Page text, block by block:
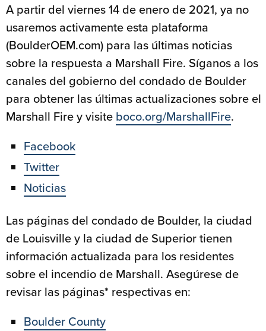
A partir del viernes 14 de enero de 2021, ya no
usaremos activamente esta plataforma
(BoulderOEM.com) para las últimas noticias
sobre la respuesta a Marshall Fire. Síganos a los
canales del gobierno del condado de Boulder
para obtener las últimas actualizaciones sobre el
Marshall Fire y visite boco.org/MarshallFire.
Facebook
Twitter
Noticias
Las páginas del condado de Boulder, la ciudad
de Louisville y la ciudad de Superior tienen
información actualizada para los residentes
sobre el incendio de Marshall. Asegúrese de
revisar las páginas* respectivas en:
Boulder County